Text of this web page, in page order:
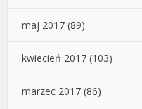
maj 2017 (89)
kwiecień 2017 (103)
marzec 2017 (86)